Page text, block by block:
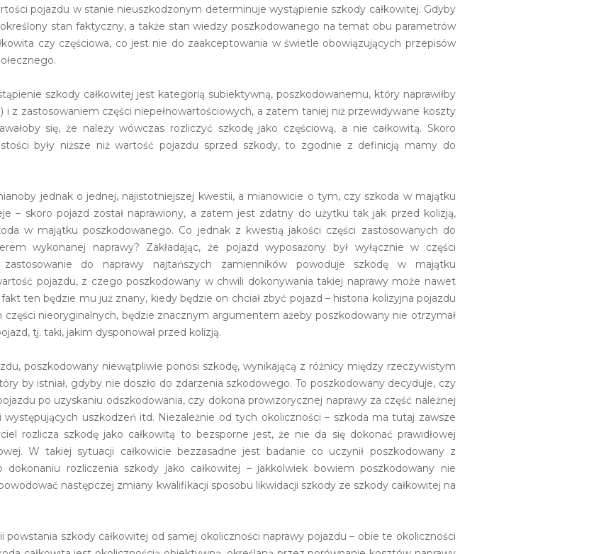
pojazdu w stanie nieuszkodzonym determinuje wystąpienie szkody całkowitej. Gdyby
stan faktyczny, a także stan wiedzy poszkodowanego na temat obu parametrów
czy częściowa, co jest nie do zaakceptowania w świetle obowiązujących przepisów
szkody całkowitej jest kategorią subiektywną, poszkodowanemu, który naprawiłby
z zastosowaniem części niepełnowartościowych, a zatem taniej niż przewidywane koszty
się, że należy wówczas rozliczyć szkodę jako częściową, a nie całkowitą. Skoro
były niższe niż wartość pojazdu sprzed szkody, to zgodnie z definicją mamy do
jednak o jednej, najistotniejszej kwestii, a mianowicie o tym, czy szkoda w majątku
– skoro pojazd został naprawiony, a zatem jest zdatny do użytku tak jak przed kolizją,
w majątku poszkodowanego. Co jednak z kwestią jakości części zastosowanych do
wykonanej naprawy? Zakładając, że pojazd wyposażony był wyłącznie w części
do naprawy najtańszych zamienników powoduje szkodę w majątku
pojazdu, z czego poszkodowany w chwili dokonywania takiej naprawy może nawet
ten będzie mu już znany, kiedy będzie on chciał zbyć pojazd – historia kolizyjna pojazdu
nieoryginalnych, będzie znacznym argumentem ażeby poszkodowany nie otrzymał
tj. taki, jakim dysponował przed kolizją.
poszkodowany niewątpliwie ponosi szkodę, wynikającą z różnicy między rzeczywistym
by istniał, gdyby nie doszło do zdarzenia szkodowego. To poszkodowany decyduje, czy
po uzyskaniu odszkodowania, czy dokona prowizorycznej naprawy za część należnej
uszkodzeń itd. Niezależnie od tych okoliczności – szkoda ma tutaj zawsze
rozlicza szkodę jako całkowitą to bezsporne jest, że nie da się dokonać prawidłowej
W takiej sytuacji całkowicie bezzasadne jest badanie co uczynił poszkodowany z
rozliczenia szkody jako całkowitej – jakkolwiek bowiem poszkodowany nie
następczej zmiany kwalifikacji sposobu likwidacji szkody ze szkody całkowitej na
szkody całkowitej od samej okoliczności naprawy pojazdu – obie te okoliczności